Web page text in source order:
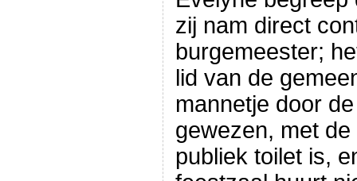
zij nam direct
burgemeester;
lid van de
mannetje door
gewezen, met
publiek toilet is,